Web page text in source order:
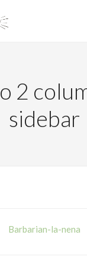
2
sidebar
Barbarian-la-nena